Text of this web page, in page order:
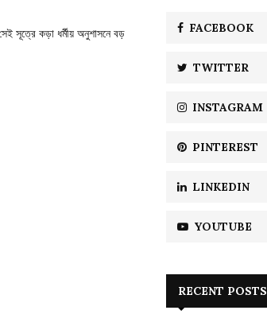
সেই সূত্রে কড়া ধর্মীয় অনুশাসনে বড়
FACEBOOK
TWITTER
INSTAGRAM
PINTEREST
LINKEDIN
YOUTUBE
RECENT POSTS